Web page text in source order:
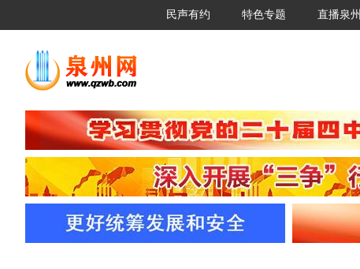
民声有约 特色专题 直播泉州